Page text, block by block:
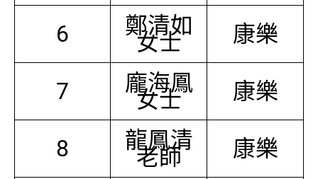
6 鄭清如
女士 康樂
7 龐海鳳
女士 康樂
8 龍鳳清
老師 康樂